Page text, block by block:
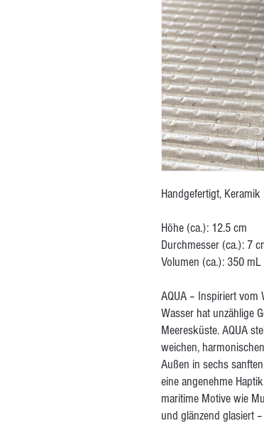
Handgefertigt, Keramik
Höhe (ca.): 12.5 cm
Durchmesser (ca.): 7
Volumen (ca.): 350 mL
AQUA – Inspiriert vom
Wasser hat unzählige
Meeresküste. AQUA
weichen,
Außen in sechs
eine angenehme
maritime Motive wie
und glänzend glasiert